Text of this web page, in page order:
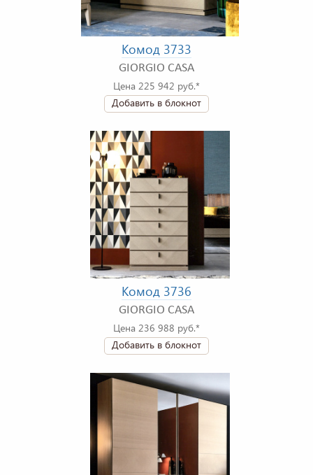
Комод 3733
GIORGIO CASA
Цена 225 942 руб.*
Добавить в блокнот
Комод 3736
GIORGIO CASA
Цена 236 988 руб.*
Добавить в блокнот